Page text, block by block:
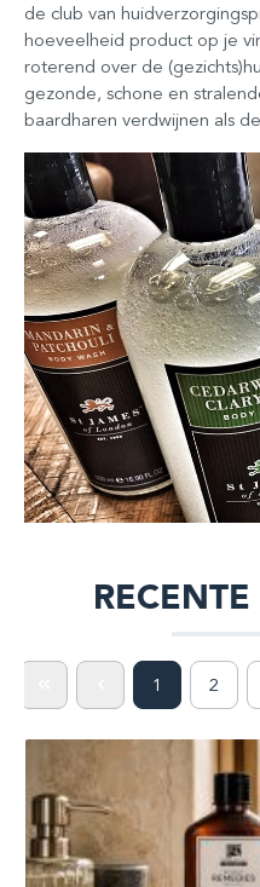
de club van
hoeveelheid product op je
roterend over de
gezonde, schone en
baardharen verdwijnen als
1 2